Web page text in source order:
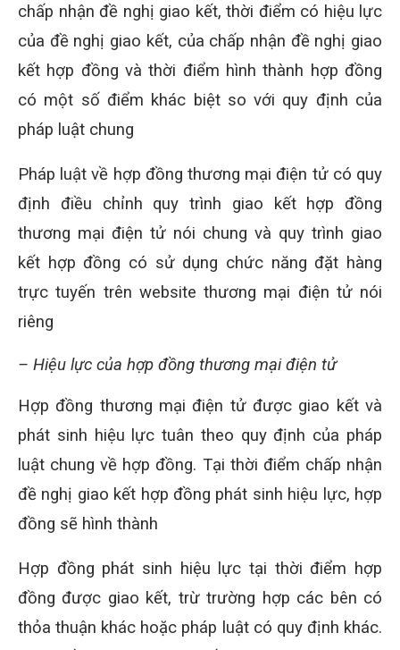
chấp nhận đề nghị giao kết, thời điểm có hiệu lực
của đề nghị giao kết, của chấp nhận đề nghị giao
kết hợp đồng và thời điểm hình thành hợp đồng
có một số điểm khác biệt so với quy định của
pháp luật chung
Pháp luật về hợp đồng thương mại điện tử có quy
định điều chỉnh quy trình giao kết hợp đồng
thương mại điện tử nói chung và quy trình giao
kết hợp đồng có sử dụng chức năng đặt hàng
trực tuyến trên website thương mại điện tử nói
riêng
– Hiệu lực của hợp đồng thương mại điện tử
Hợp đồng thương mại điện tử được giao kết và
phát sinh hiệu lực tuân theo quy định của pháp
luật chung về hợp đồng. Tại thời điểm chấp nhận
đề nghị giao kết hợp đồng phát sinh hiệu lực, hợp
đồng sẽ hình thành
Hợp đồng phát sinh hiệu lực tại thời điểm hợp
đồng được giao kết, trừ trường hợp các bên có
thỏa thuận khác hoặc pháp luật có quy định khác.